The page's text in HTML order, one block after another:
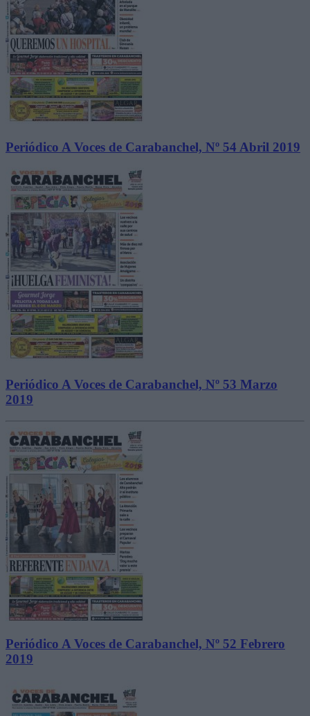
Periódico A Voces de Carabanchel, Nº 54 Abril 2019
Periódico A Voces de Carabanchel, Nº 53 Marzo
2019
Periódico A Voces de Carabanchel, Nº 52 Febrero
2019